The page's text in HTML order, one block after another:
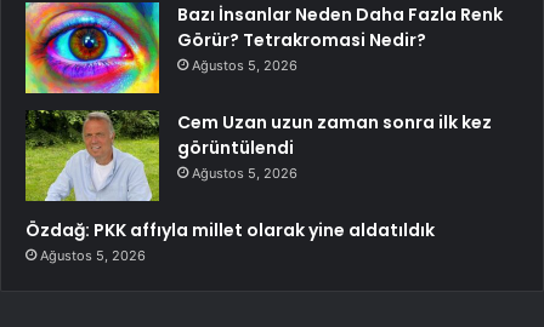
Bazı İnsanlar Neden Daha Fazla Renk
Görür? Tetrakromasi Nedir?
Ağustos 5, 2026
Cem Uzan uzun zaman sonra ilk kez
görüntülendi
Ağustos 5, 2026
Özdağ: PKK affıyla millet olarak yine aldatıldık
Ağustos 5, 2026